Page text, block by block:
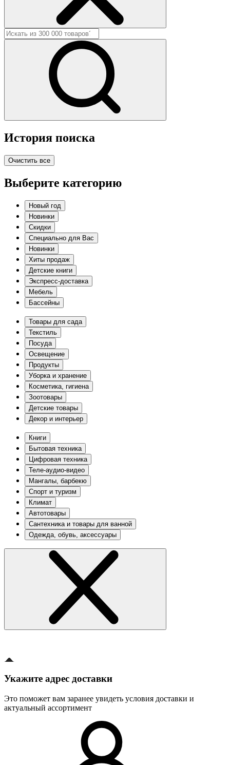
История поиска
Очистить все
Выберите категорию
Новый год
Новинки
Скидки
Специально для Вас
Новинки
Хиты продаж
Детские книги
Экспресс-доставка
Мебель
Бассейны
Товары для сада
Текстиль
Посуда
Освещение
Продукты
Уборка и хранение
Косметика, гигиена
Зоотовары
Детские товары
Декор и интерьер
Книги
Бытовая техника
Цифровая техника
Теле-аудио-видео
Мангалы, барбекю
Спорт и туризм
Климат
Автотовары
Сантехника и товары для ванной
Одежда, обувь, аксессуары
Укажите адрес доставки
Это поможет вам заранее увидеть условия доставки и
актуальный ассортимент